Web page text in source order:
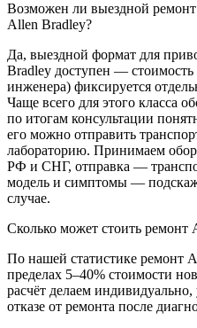
Возможен ли выездной
Allen Bradley?
Да, выездной формат для
Bradley доступен — стоимость
инженера) фиксируется
Чаще всего для этого класса
по итогам консультации
его можно отправить
лабораторию. Принимаем
РФ и СНГ, отправка —
модель и симптомы —
случае.
Сколько может стоить ремонт
По нашей статистике ремонт
пределах 5–40% стоимости
расчёт делаем
отказе от ремонта после